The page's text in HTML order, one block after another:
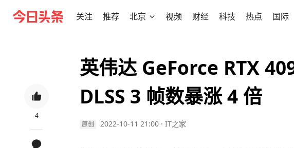
关注 推荐 北京 视频 财经 科技 热点 国际
4
英伟达 GeForce RTX
DLSS 3 帧数暴涨 ‏‏4 倍
原创 2022-10-11 21:00 · IT之家